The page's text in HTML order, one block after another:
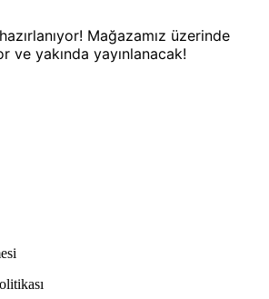
Mağazamız üzerinde
ve yakında yayınlanacak!